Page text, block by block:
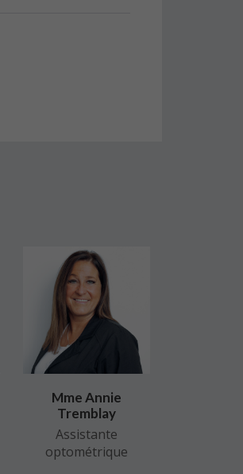
Mme Annie
Tremblay
Assistante
optométrique